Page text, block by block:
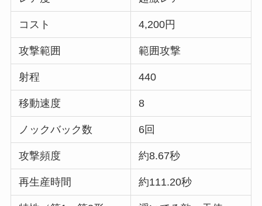
コスト 4,200円
攻撃範囲 範囲攻撃
射程 440
移動速度 8
ノックバック数 6回
攻撃頻度 約8.67秒
再生産時間 約111.20秒